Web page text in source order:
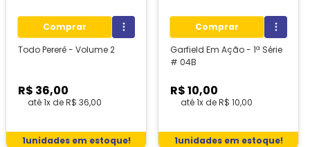
1unidades em estoque!
Comprar
Todo Pererê - Volume 2
R$ 36,00
até1x deR$ 36,00
1unidades em estoque!
Comprar
Garfield Em Ação - 1ª Série
# 04B
R$10,00
até1x deR$ 10,00